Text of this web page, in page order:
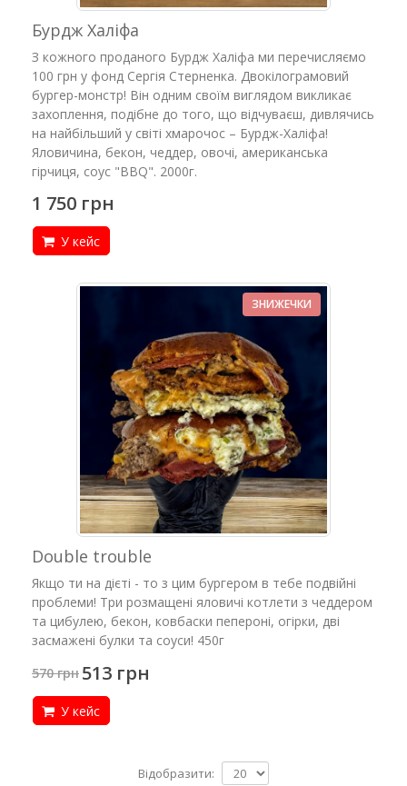
Бурдж Халіфа
З кожного проданого Бурдж Халіфа ми перечисляємо
100 грн у фонд Сергія Стерненка. Двокілограмовий
бургер-монстр! Він одним своїм виглядом викликає
захоплення, подібне до того, що відчуваєш, дивлячись
на найбільший у світі хмарочос – Бурдж-Халіфа!
Яловичина, бекон, чеддер, овочі, американська
гірчиця, соус "BBQ". 2000г.
1 750 грн
У кейс
ЗНИЖЕЧКИ
Double trouble
Якщо ти на дієті - то з цим бургером в тебе подвійні
проблеми! Три розмащені яловичі котлети з чеддером
та цибулею, бекон, ковбаски пепероні, огірки, дві
засмажені булки та соуси! 450г
570 грн 513 грн
У кейс
Відобразити: